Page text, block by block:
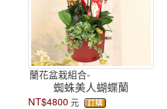
蘭花盆栽組合-
蜘蛛美人蝴蝶蘭
NT$4800 元